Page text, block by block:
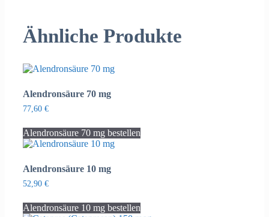
Ähnliche Produkte
Alendronsäure 70 mg
77,60 €
Alendronsäure 70 mg bestellen
Alendronsäure 10 mg
52,90 €
Alendronsäure 10 mg bestellen